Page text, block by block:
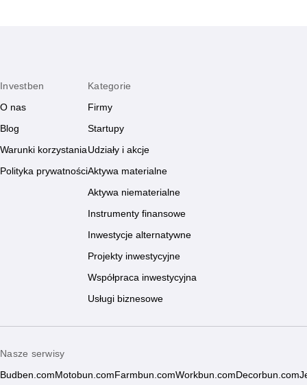
Investben
O nas
Blog
Warunki korzystania
Polityka prywatności
Kategorie
Firmy
Startupy
Udziały i akcje
Aktywa materialne
Aktywa niematerialne
Instrumenty finansowe
Inwestycje alternatywne
Projekty inwestycyjne
Współpraca inwestycyjna
Usługi biznesowe
Nasze serwisy
Budben.com Motobun.com Farmbun.comWorkbun.com Decorbun.com